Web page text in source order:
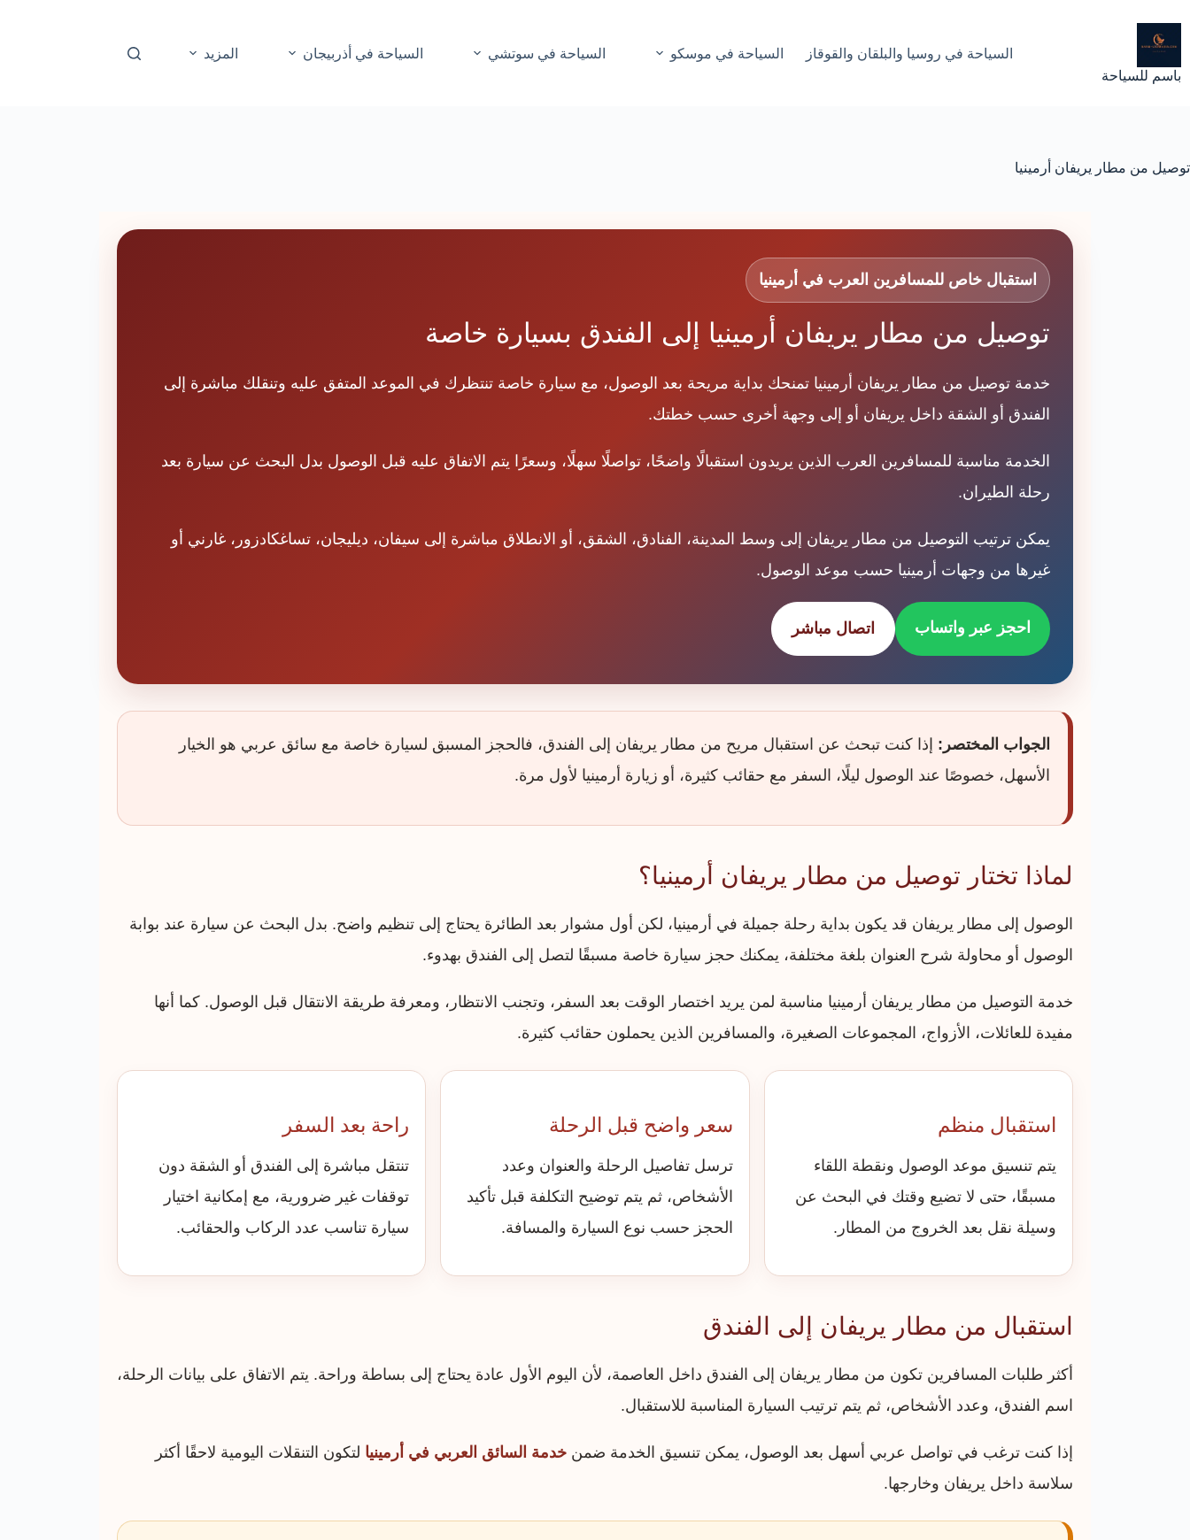
إلى
المحتوى
باسم للسياحة
السياحة في روسيا والبلقان والقوقاز السياحة في موسكو السياحة في سوتشي السياحة في أذربيجان المزيد
توصيل من مطار يريفان أرمينيا
استقبال خاص للمسافرين العرب في أرمينيا
توصيل من مطار يريفان أرمينيا إلى الفندق بسيارة خاصة
خدمة توصيل من مطار يريفان أرمينيا تمنحك بداية مريحة بعد الوصول، مع سيارة خاصة تنتظرك في الموعد المتفق عليه وتنقلك مباشرة إلى
الفندق أو الشقة داخل يريفان أو إلى وجهة أخرى حسب خطتك.
الخدمة مناسبة للمسافرين العرب الذين يريدون استقبالًا واضحًا، تواصلًا سهلًا، وسعرًا يتم الاتفاق عليه قبل الوصول بدل البحث عن سيارة بعد
رحلة الطيران.
يمكن ترتيب التوصيل من مطار يريفان إلى وسط المدينة، الفنادق، الشقق، أو الانطلاق مباشرة إلى سيفان، ديليجان، تساغكادزور، غارني أو
غيرها من وجهات أرمينيا حسب موعد الوصول.
احجز عبر واتساب اتصال مباشر
الجواب المختصر: إذا كنت تبحث عن استقبال مريح من مطار يريفان إلى الفندق، فالحجز المسبق لسيارة خاصة مع سائق عربي هو الخيار
الأسهل، خصوصًا عند الوصول ليلًا، السفر مع حقائب كثيرة، أو زيارة أرمينيا لأول مرة.
لماذا تختار توصيل من مطار يريفان أرمينيا؟
الوصول إلى مطار يريفان قد يكون بداية رحلة جميلة في أرمينيا، لكن أول مشوار بعد الطائرة يحتاج إلى تنظيم واضح. بدل البحث عن سيارة عند بوابة
الوصول أو محاولة شرح العنوان بلغة مختلفة، يمكنك حجز سيارة خاصة مسبقًا لتصل إلى الفندق بهدوء.
خدمة التوصيل من مطار يريفان أرمينيا مناسبة لمن يريد اختصار الوقت بعد السفر، وتجنب الانتظار، ومعرفة طريقة الانتقال قبل الوصول. كما أنها
مفيدة للعائلات، الأزواج، المجموعات الصغيرة، والمسافرين الذين يحملون حقائب كثيرة.
استقبال منظم
يتم تنسيق موعد الوصول ونقطة اللقاء
مسبقًا، حتى لا تضيع وقتك في البحث عن
وسيلة نقل بعد الخروج من المطار.
سعر واضح قبل الرحلة
ترسل تفاصيل الرحلة والعنوان وعدد
الأشخاص، ثم يتم توضيح التكلفة قبل تأكيد
الحجز حسب نوع السيارة والمسافة.
راحة بعد السفر
تنتقل مباشرة إلى الفندق أو الشقة دون
توقفات غير ضرورية، مع إمكانية اختيار
سيارة تناسب عدد الركاب والحقائب.
استقبال من مطار يريفان إلى الفندق
أكثر طلبات المسافرين تكون من مطار يريفان إلى الفندق داخل العاصمة، لأن اليوم الأول عادة يحتاج إلى بساطة وراحة. يتم الاتفاق على بيانات الرحلة،
اسم الفندق، وعدد الأشخاص، ثم يتم ترتيب السيارة المناسبة للاستقبال.
إذا كنت ترغب في تواصل عربي أسهل بعد الوصول، يمكن تنسيق الخدمة ضمن خدمة السائق العربي في أرمينيا لتكون التنقلات اليومية لاحقًا أكثر
سلاسة داخل يريفان وخارجها.